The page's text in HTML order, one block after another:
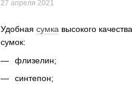
27 апреля 2021
Удобная сумка высокого
сумок:
флизелин;
синтепон;